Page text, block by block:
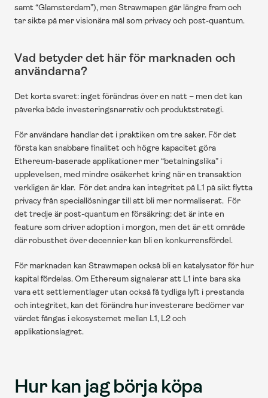
samt “Glamsterdam”), men Strawmapen går längre fram och
tar sikte på mer visionära mål som privacy och post-quantum.
Vad betyder det här för marknaden och
användarna?
Det korta svaret: inget förändras över en natt – men det kan
påverka både investeringsnarrativ och produktstrategi.
För användare handlar det i praktiken om tre saker. För det
första kan snabbare finalitet och högre kapacitet göra
Ethereum-baserade applikationer mer “betalningslika” i
upplevelsen, med mindre osäkerhet kring när en transaktion
verkligen är klar.  För det andra kan integritet på L1 på sikt flytta
privacy från speciallösningar till att bli mer normaliserat.  För
det tredje är post-quantum en försäkring: det är inte en
feature som driver adoption i morgon, men det är ett område
där robusthet över decennier kan bli en konkurrensfördel.
För marknaden kan Strawmapen också bli en katalysator för hur
kapital fördelas. Om Ethereum signalerar att L1 inte bara ska
vara ett settlementlager utan också få tydliga lyft i prestanda
och integritet, kan det förändra hur investerare bedömer var
värdet fångas i ekosystemet mellan L1, L2 och
applikationslagret.
Hur kan jag börja köpa